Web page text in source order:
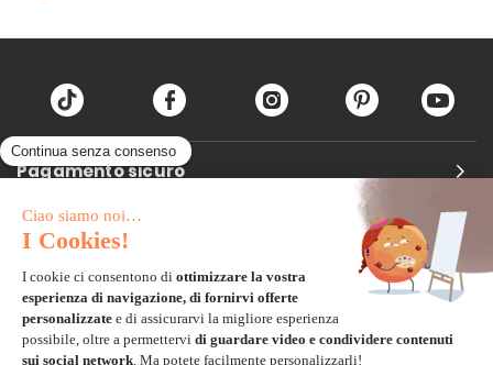
Pagamento sicuro
Carta di credito
Paypal
Bonifico Bancario
3 volte senza tasse